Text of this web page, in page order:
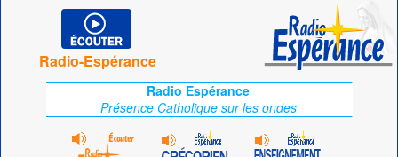
Radio-Espérance
Radio Espérance
Présence Catholique sur les ondes